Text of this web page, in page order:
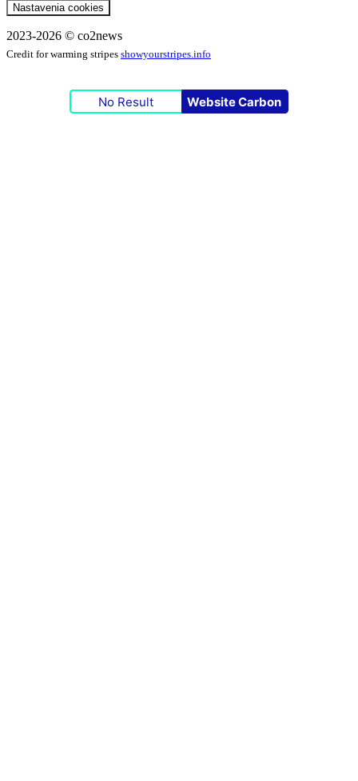
Nastavenia cookies
2023-2026 © co2news
Credit for warming stripes showyourstripes.info
No Result Website Carbon